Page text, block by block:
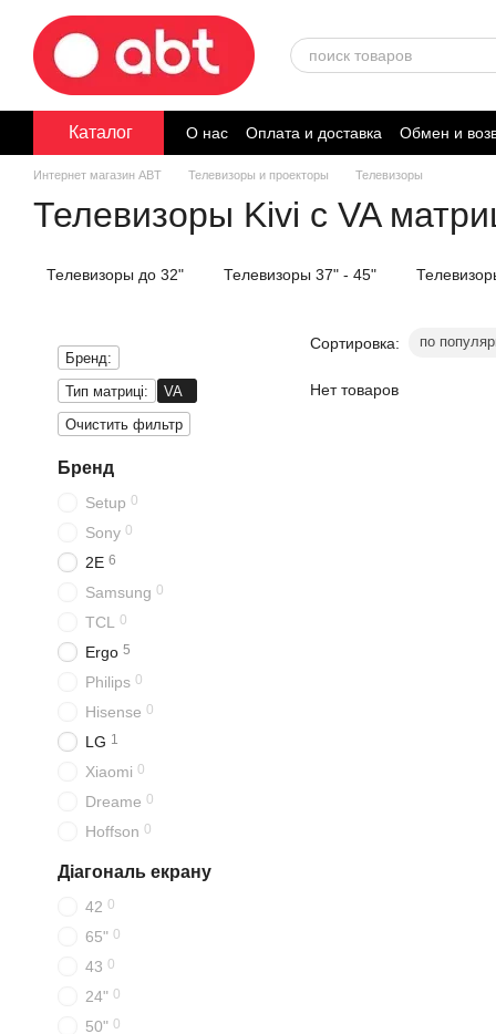
Перейти к основному контенту
Каталог О нас Оплата и доставка Обмен и
Договор публичной оферты
Интернет магазин ABT Телевизоры и проекторы Телевизоры
Телевизоры Kivi с VA
Телевизоры до 32" Телевизоры 37" - 45"
Сортировка: по
Нет товаров
Бренд:
Тип матриці:
VA
Очистить фильтр
Бренд
Setup 0
Sony 0
2E 6
Samsung 0
TCL 0
Ergo 5
Philips 0
Hisense 0
LG 1
Xiaomi 0
Dreame 0
Hoffson 0
Діагональ екрану
42 0
65" 0
43 0
24" 0
50" 0